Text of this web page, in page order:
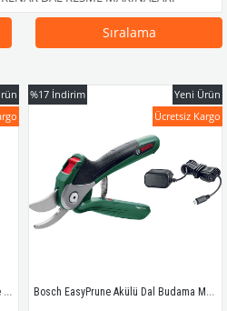
Sıralama
Bosch Afs 23-37 Tırpan ( Kenar Kesme Makinası) Bosch EasyPrune Akülü Dal Budama Makası
%17 İndirim
Ücretsiz Kargo
Yeni Ürün